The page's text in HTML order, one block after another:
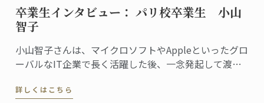
卒業生インタビュー： パリ校卒業生 小山
智子
小山智子さんは、マイクロソフトやAppleといったグロ
ーバルなIT企業で長く活躍した後、一念発起して渡
た。
詳しくはこちら